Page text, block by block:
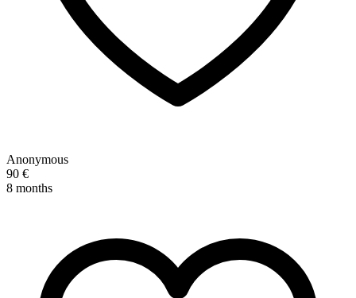
Anonymous
90 €
8 months